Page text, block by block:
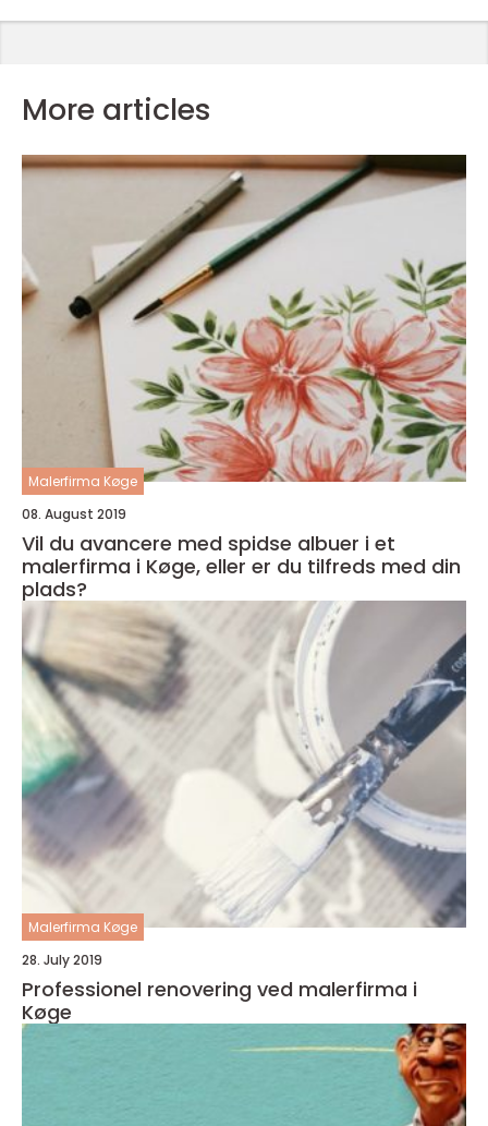
More articles
Malerfirma Køge
08. August 2019
Vil du avancere med spidse albuer i et
malerfirma i Køge, eller er du tilfreds med din
plads?
Malerfirma Køge
28. July 2019
Professionel renovering ved malerfirma i
Køge